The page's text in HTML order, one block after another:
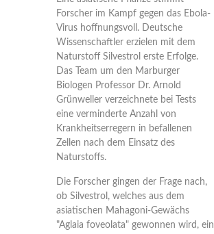
Forscher im Kampf gegen das Ebola-
Virus hoffnungsvoll. Deutsche
Wissenschaftler erzielen mit dem
Naturstoff Silvestrol erste Erfolge.
Das Team um den Marburger
Biologen Professor Dr. Arnold
Grünweller verzeichnete bei Tests
eine verminderte Anzahl von
Krankheitserregern in befallenen
Zellen nach dem Einsatz des
Naturstoffs.
Die Forscher gingen der Frage nach,
ob Silvestrol, welches aus dem
asiatischen Mahagoni-Gewächs
"Aglaia foveolata" gewonnen wird, ein